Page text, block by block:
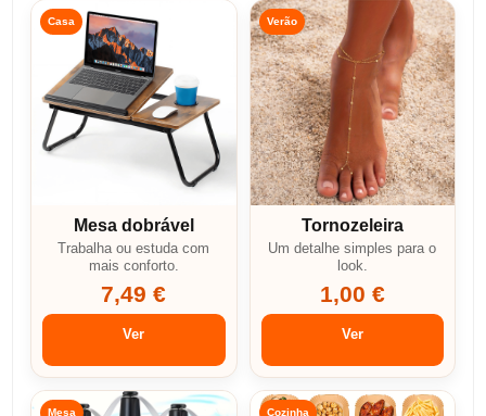
Casa
Mesa dobrável
Trabalha ou estuda com
mais conforto.
7,49 €
Ver
Verão
Tornozeleira
Um detalhe simples para o
look.
1,00 €
Ver
Mesa Cozinha